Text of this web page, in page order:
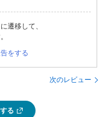
遷移して、
をする
次のレビュー
る